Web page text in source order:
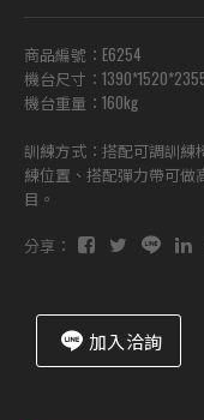
商品編號：E6254
機台尺寸：
機台重量：160kg
訓練方式：搭配可調訓練
練位置、搭配彈力帶可
目。
分享：
加入洽詢